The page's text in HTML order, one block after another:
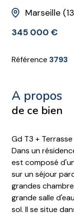
Marseille
345 000 €
Référence 3793
a propos
de ce bien
Gd T3 +
Dans un
est composé
sur un séjour
grandes
grande salle
sol. Il se situe